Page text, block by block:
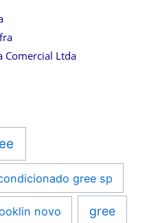
Comercial Ltda
gree sp
novo gree